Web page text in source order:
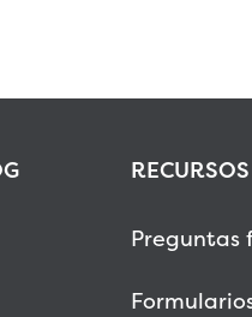
RECURSOS
Preguntas